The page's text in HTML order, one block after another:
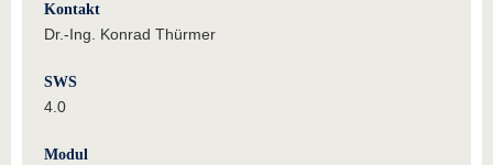
Kontakt
Dr.-Ing. Konrad Thürmer
SWS
4.0
Modul